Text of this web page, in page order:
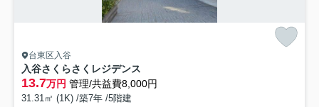
台東区入谷
入谷さくらさくレジデンス
13.7万円 管理/共益費8,000円
31.31㎡ (1K) /築7年 /5階建